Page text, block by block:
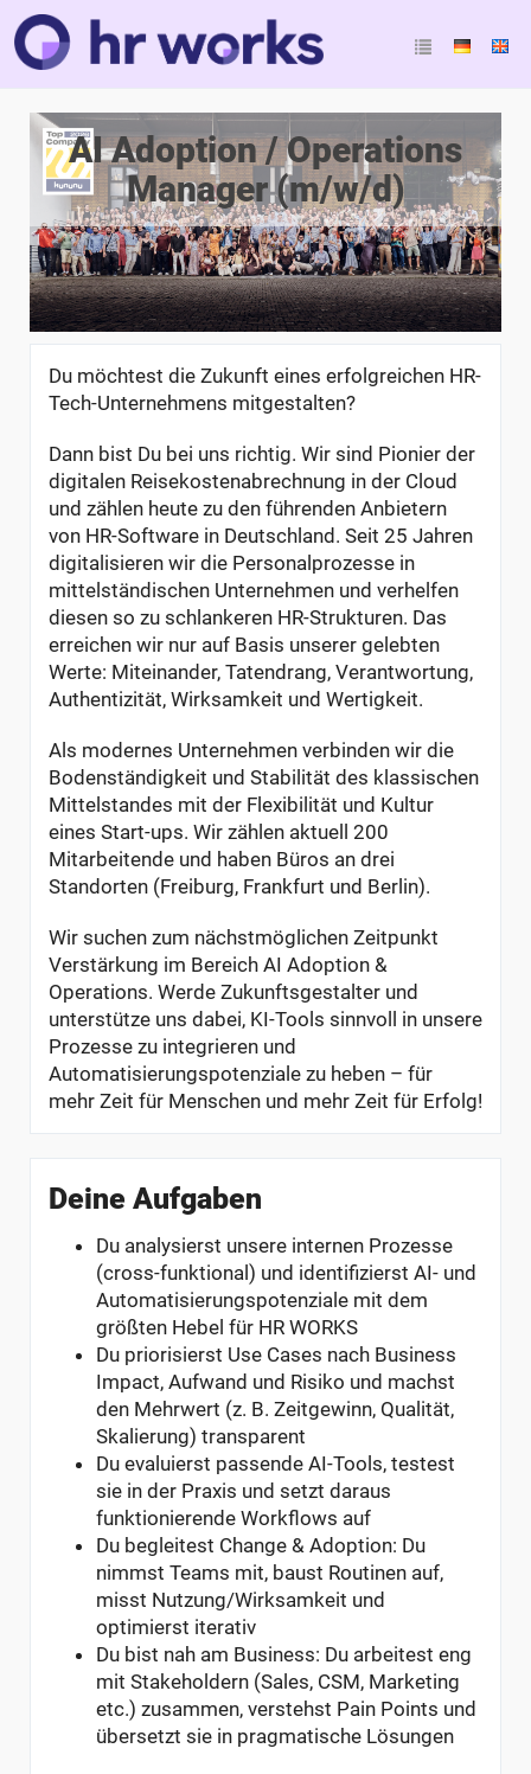
AI Adoption / Operations
Manager (m/w/d)
Du möchtest die Zukunft eines erfolgreichen HR-
Tech-Unternehmens mitgestalten?
Dann bist Du bei uns richtig. Wir sind Pionier der
digitalen Reisekostenabrechnung in der Cloud
und zählen heute zu den führenden Anbietern
von HR-Software in Deutschland. Seit 25 Jahren
digitalisieren wir die Personalprozesse in
mittelständischen Unternehmen und verhelfen
diesen so zu schlankeren HR-Strukturen. Das
erreichen wir nur auf Basis unserer gelebten
Werte: Miteinander, Tatendrang, Verantwortung,
Authentizität, Wirksamkeit und Wertigkeit.
Als modernes Unternehmen verbinden wir die
Bodenständigkeit und Stabilität des klassischen
Mittelstandes mit der Flexibilität und Kultur
eines Start-ups. Wir zählen aktuell 200
Mitarbeitende und haben Büros an drei
Standorten (Freiburg, Frankfurt und Berlin).
Wir suchen zum nächstmöglichen Zeitpunkt
Verstärkung im Bereich AI Adoption &
Operations. Werde Zukunftsgestalter und
unterstütze uns dabei, KI-Tools sinnvoll in unsere
Prozesse zu integrieren und
Automatisierungspotenziale zu heben – für
mehr Zeit für Menschen und mehr Zeit für Erfolg!
Deine Aufgaben
Du analysierst unsere internen Prozesse
(cross-funktional) und identifizierst AI- und
Automatisierungspotenziale mit dem
größten Hebel für HR WORKS
Du priorisierst Use Cases nach Business
Impact, Aufwand und Risiko und machst
den Mehrwert (z. B. Zeitgewinn, Qualität,
Skalierung) transparent
Du evaluierst passende AI-Tools, testest
sie in der Praxis und setzt daraus
funktionierende Workflows auf
Du begleitest Change & Adoption: Du
nimmst Teams mit, baust Routinen auf,
misst Nutzung/Wirksamkeit und
optimierst iterativ
Du bist nah am Business: Du arbeitest eng
mit Stakeholdern (Sales, CSM, Marketing
etc.) zusammen, verstehst Pain Points und
übersetzt sie in pragmatische Lösungen